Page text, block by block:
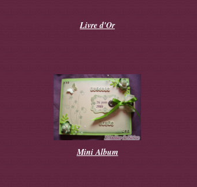
Livre d'Or
Mini Album